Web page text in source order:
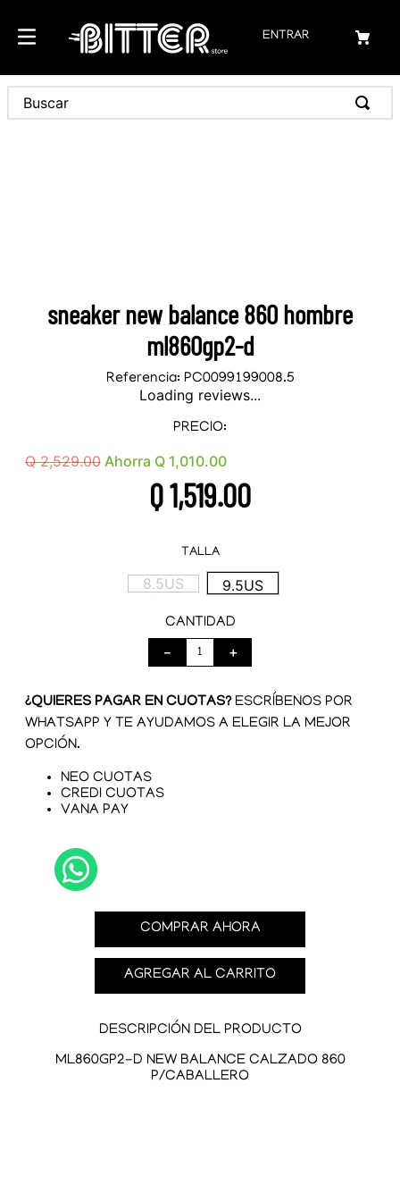
ENTRAR
sneaker new balance 860 hombre
ml860gp2-d
Referencia: PC0099199008.5
Loading reviews...
PRECIO:
Q 2,529.00 Ahorra Q 1,010.00
Q1,519.00
TALLA
8.5US 9.5US
CANTIDAD
＋
－
¿QUIERES PAGAR EN CUOTAS?ESCRÍBENOS POR
WHATSAPP Y TE AYUDAMOS A ELEGIR LA MEJOR
OPCIÓN.
NEO CUOTAS
CREDI CUOTAS
VANA PAY
COMPRAR AHORA
AGREGAR AL CARRITO
DESCRIPCIÓN DEL PRODUCTO
ML860GP2-D NEW BALANCE CALZADO 860
P/CABALLERO